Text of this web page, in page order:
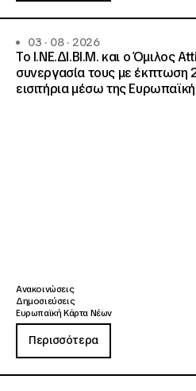
03 · 08 · 2026
Το Ι.ΝΕ.ΔΙ.ΒΙ.Μ. και o Όμιλος
συνεργασία τους με έκπτωση
εισιτήρια μέσω της
Ανακοινώσεις
Δημοσιεύσεις
Ευρωπαϊκή Κάρτα Νέων
Περισσότερα